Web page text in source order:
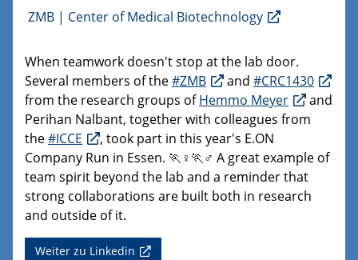
ZMB | Center of Medical Biotechnology
When teamwork doesn't stop at the lab door.
Several members of the#ZMB and #CRC1430
from the research groups ofHemmo Meyer
and
Perihan Nalbant, together with colleagues from
the#ICCE
, took part in this year's E.ON
Company Run in Essen. 🏃♀️🏃♂️ A great example of
team spirit beyond the lab and a reminder that
strong collaborations are built both in research
and outside of it.
Weiter zu Linkedin